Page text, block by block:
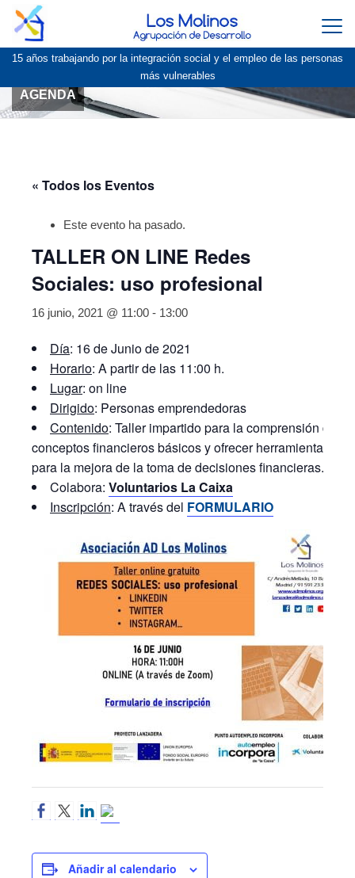
15 años trabajando por la integración social y el empleo de las personas
más vulnerables
AGENDA
« Todos los Eventos
Este evento ha pasado.
TALLER ON LINE Redes
Sociales: uso profesional
16 junio, 2021 @ 11:00 - 13:00
Día: 16 de Junio de 2021
Horario: A partir de las 11:00 h.
Lugar: on line
Dirigido: Personas emprendedoras
Contenido: Taller impartido para la comprensión de
conceptos financieros básicos y ofrecer herramientas
para la mejora de la toma de decisiones financieras.
Colabora: Voluntarios La Caixa
Inscripción: A través del FORMULARIO
Añadir al calendario